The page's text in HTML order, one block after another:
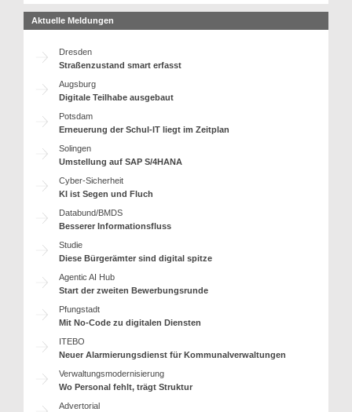
Aktuelle Meldungen
Dresden
Straßenzustand smart erfasst
Augsburg
Digitale Teilhabe ausgebaut
Potsdam
Erneuerung der Schul-IT liegt im Zeitplan
Solingen
Umstellung auf SAP S/4HANA
Cyber-Sicherheit
KI ist Segen und Fluch
Databund/BMDS
Besserer Informationsfluss
Studie
Diese Bürgerämter sind digital spitze
Agentic AI Hub
Start der zweiten Bewerbungsrunde
Pfungstadt
Mit No-Code zu digitalen Diensten
ITEBO
Neuer Alarmierungsdienst für Kommunalverwaltungen
Verwaltungsmodernisierung
Wo Personal fehlt, trägt Struktur
Advertorial